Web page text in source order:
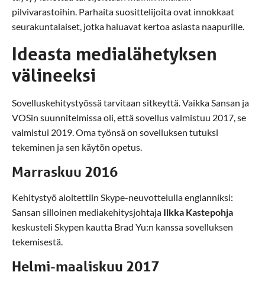
pilvivarastoihin. Parhaita suosittelijoita ovat innokkaat
seurakuntalaiset, jotka haluavat kertoa asiasta naapurille.
Ideasta medialähetyksen
välineeksi
Sovelluskehitystyössä tarvitaan sitkeyttä. Vaikka Sansan ja
VOSin suunnitelmissa oli, että sovellus valmistuu 2017, se
valmistui 2019. Oma työnsä on sovelluksen tutuksi
tekeminen ja sen käytön opetus.
Marraskuu 2016
Kehitystyö aloitettiin Skype-neuvottelulla englanniksi:
Sansan silloinen mediakehitysjohtaja Ilkka Kastepohja
keskusteli Skypen kautta Brad Yu:n kanssa sovelluksen
tekemisestä.
Helmi-maaliskuu 2017